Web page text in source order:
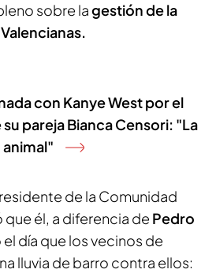
sobre lagestión de la
con Kanye West por el
pareja Bianca Censori: "La
de la Comunidad
que él, a diferencia de Pedro
día que los vecinos de
lluvia de barro contra ellos: